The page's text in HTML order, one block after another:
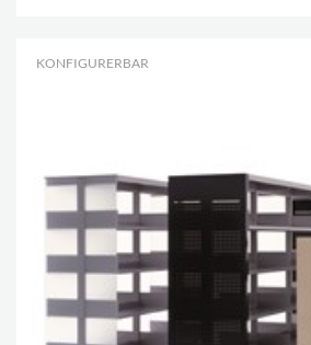
KONFIGURERBAR